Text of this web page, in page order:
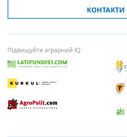
КОНТАКТИ
Підвищуйте аграрний IQ